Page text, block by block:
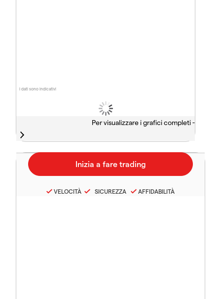
I dati sono indicativi
Per visualizzare i grafici completi -
VELOCITÀ SICUREZZA AFFIDABILITÀ